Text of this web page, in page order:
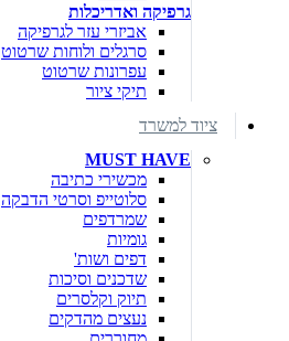
גרפיקה ואדריכלות
אביזרי עזר לגרפיקה
סרגלים ולוחות שרטוט
עפרונות שרטוט
תיקי ציור
ציוד למשרד
MUST HAVE
מכשירי כתיבה
סלוטייפ וסרטי הדבקה
שמרדפים
גומיות
דפים ושות'
שדכנים וסיכות
תיוק וקלסרים
נעצים מהדקים